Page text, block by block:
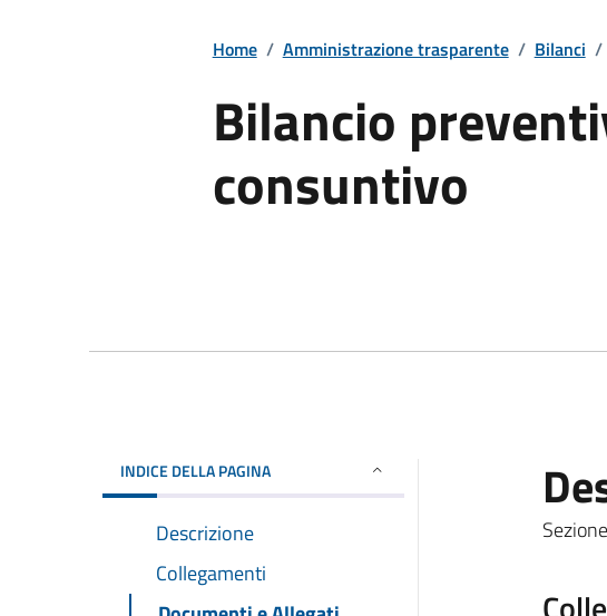
Home / Amministrazione trasparente / Bilanci /
Bilancio
consuntivo
INDICE DELLA PAGINA
Descrizione
Collegamenti